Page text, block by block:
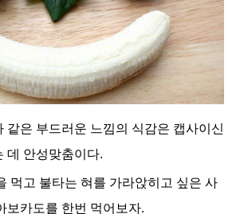
같은 부드러운 느낌의 식감은 캡사이신
데 안성맞춤이다.
먹고 불타는 혀를 가라앉히고 싶은 사
보카도를 한번 먹어보자.